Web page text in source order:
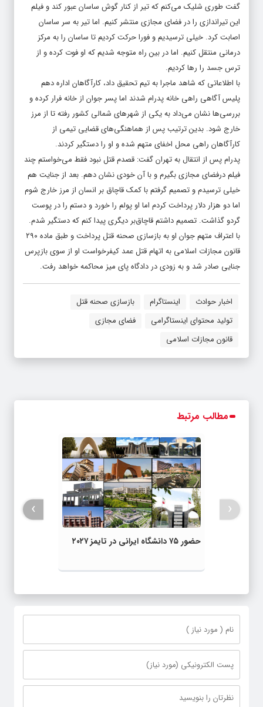
گفت طوری شلیک می‌کنم که تیر از کنار گوش ساسان عبور کند و فیلم
این تیراندازی را در فضای مجازی منتشر کنیم. اما تیر به سر ساسان
اصابت کرد. خیلی ترسیدیم و فورا حرکت کردیم تا ساسان را به مرکز
درمانی منتقل کنیم. اما در بین راه متوجه شدیم که او فوت کرده و از
ترس جسد را رها کردیم.
با اطلاعاتی که شاهد ماجرا به تیم تحقیق داد، کارآگاهان اداره دهم
پلیس آگاهی راهی خانه پدرام شدند اما پسر جوان از خانه فرار کرده و
بررسی‌ها نشان می‌داد به یکی از شهرهای شمالی کشور رفته تا از مرز
خارج شود. بدین ترتیب پس از هماهنگی‌های قضایی تیمی از
کارآگاهان راهی محل اخفای متهم شده و او را دستگیر کردند.
پدرام پس از انتقال به تهران گفت: قصدم قتل نبود فقط می‌خواستم چند
فیلم درفضای مجازی بگیرم و با آن خودی نشان دهم. بعد از جنایت هم
خیلی ترسیدم و تصمیم گرفتم با کمک قاچاق بر انسان از مرز خارج شوم
اما دو هزار دلار پرداخت کردم اما او پولم را خورد و دستم را در پوست
گردو گذاشت. تصمیم داشتم قاچاق‌بر دیگری پیدا کنم که دستگیر شدم.
با اعتراف متهم جوان او به بازسازی صحنه قتل پرداخت و طبق ماده ۲۹۰
قانون مجازات اسلامی به اتهام قتل عمد کیفرخواست او از سوی بازپرس
جنایی صادر شد و به زودی در دادگاه پای میز محاکمه خواهد رفت.
اخبار حوادث اینستاگرام
بازسازی صحنه قتل
تولید محتوای اینستاگرامی
فضای مجازی
قانون مجازات اسلامی
مطالب مرتبط
حضور ۷۵ دانشگاه ایرانی در تایمز ۲۰۲۷
‹
›